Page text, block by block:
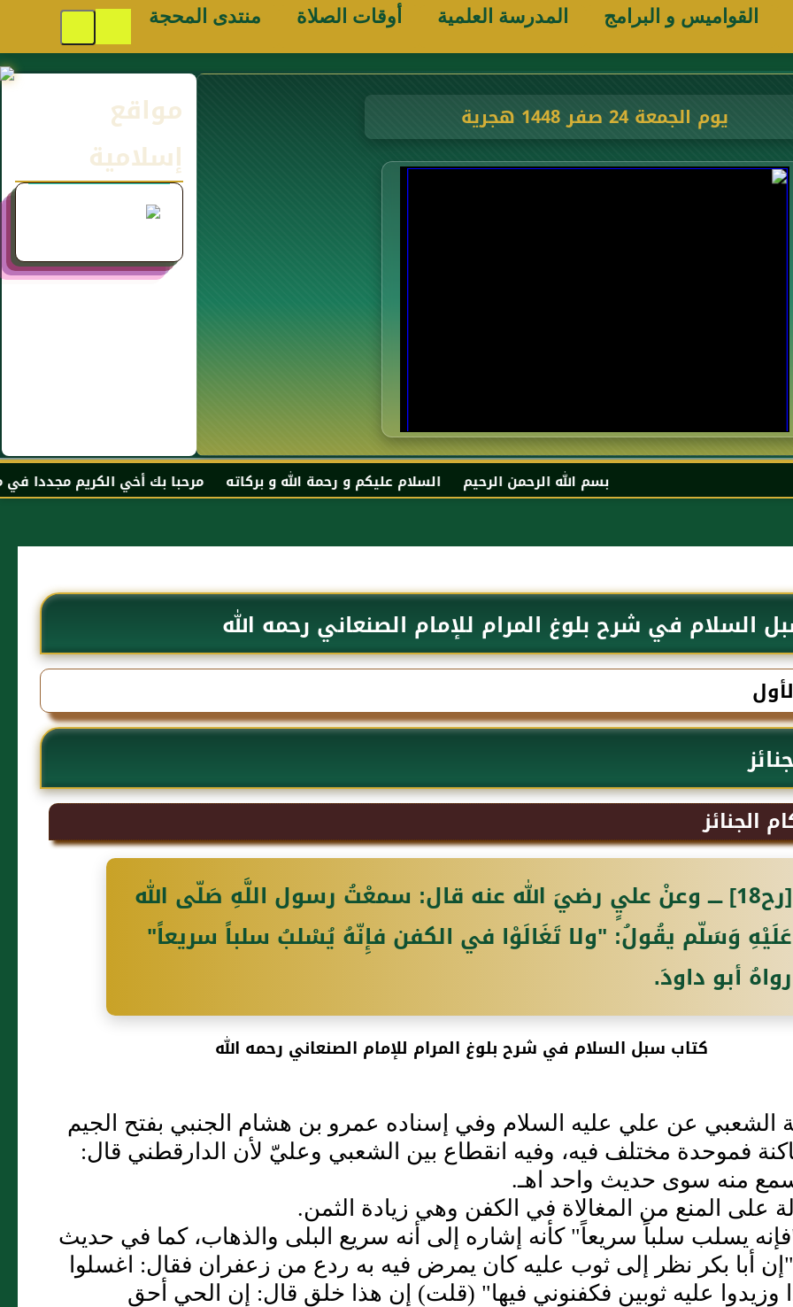
القواميس و البرامج المدرسة العلمية أوقات الصلاة منتدى المحجة
يوم الجمعة 24 صفر 1448 هجرية
مواقع
إسلامية
بسم الله الرحمن الرحيم السلام عليكم و رحمة الله و بركاته مرحبا بك أخي الكريم مجددا في موقعك
السلام في شرح بلوغ المرام للإمام الصنعاني رحمه الله
الجنائز
[رح18] ــــ وعنْ عليٍ رضيَ الله عنه قال: سمعْتُ رسول اللَّهِ صَلّى الله
عَلَيْهِ وَسَلّم يقُولُ: "ولا تَغَالَوْا في الكفن فإِنّهُ يُسْلبُ سلباً سريعاً"
رواهُ أبو داودَ.
كتاب سبل السلام في شرح بلوغ المرام للإمام الصنعاني رحمه الله
الشعبي عن علي عليه السلام وفي إسناده عمرو بن هشام الجنبي بفتح الجيم
فموحدة مختلف فيه، وفيه انقطاع بين الشعبي وعليّ لأن الدارقطني قال:
منه سوى حديث واحد اهـ.
على المنع من المغالاة في الكفن وهي زيادة الثمن.
يسلب سلباً سريعاً" كأنه إشاره إلى أنه سريع البلى والذهاب، كما في حديث
أبا بكر نظر إلى ثوب عليه كان يمرض فيه به ردع من زعفران فقال: اغسلوا
وزيدوا عليه ثوبين فكفنوني فيها" (قلت) إن هذا خلق قال: إن الحي أحق